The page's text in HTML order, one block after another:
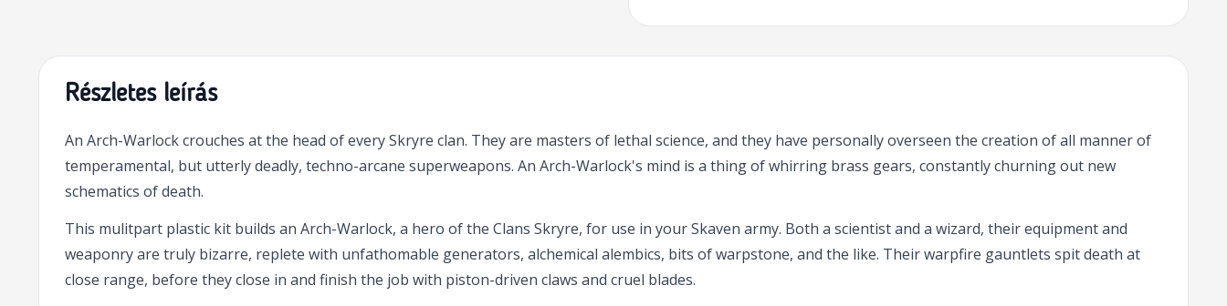
Részletes leírás
An Arch-Warlock crouches at the head of every Skryre clan. They are masters of lethal science, and they have personally overseen the creation of all manner of
temperamental, but utterly deadly, techno-arcane superweapons. An Arch-Warlock's mind is a thing of whirring brass gears, constantly churning out new
schematics of death.
This mulitpart plastic kit builds an Arch-Warlock, a hero of the Clans Skryre, for use in your Skaven army. Both a scientist and a wizard, their equipment and
weaponry are truly bizarre, replete with unfathomable generators, alchemical alembics, bits of warpstone, and the like. Their warpfire gauntlets spit death at
close range, before they close in and finish the job with piston-driven claws and cruel blades.